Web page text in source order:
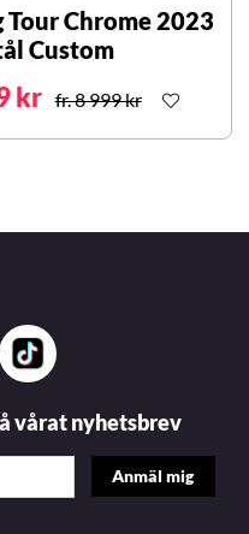
Tour Chrome 2023
Custom
kr fr. 8 999 kr
vårat nyhetsbrev